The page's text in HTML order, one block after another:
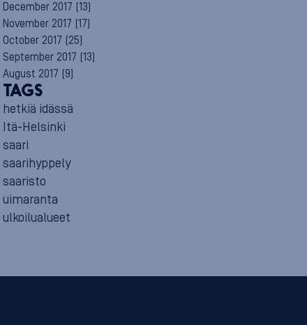
December 2017 (13)
November 2017 (17)
October 2017 (25)
September 2017 (13)
August 2017 (9)
TAGS
hetkiä idässä
Itä-Helsinki
saari
saarihyppely
saaristo
uimaranta
ulkoilualueet